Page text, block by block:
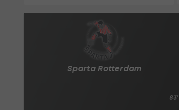
Sparta Rotterdam
83'